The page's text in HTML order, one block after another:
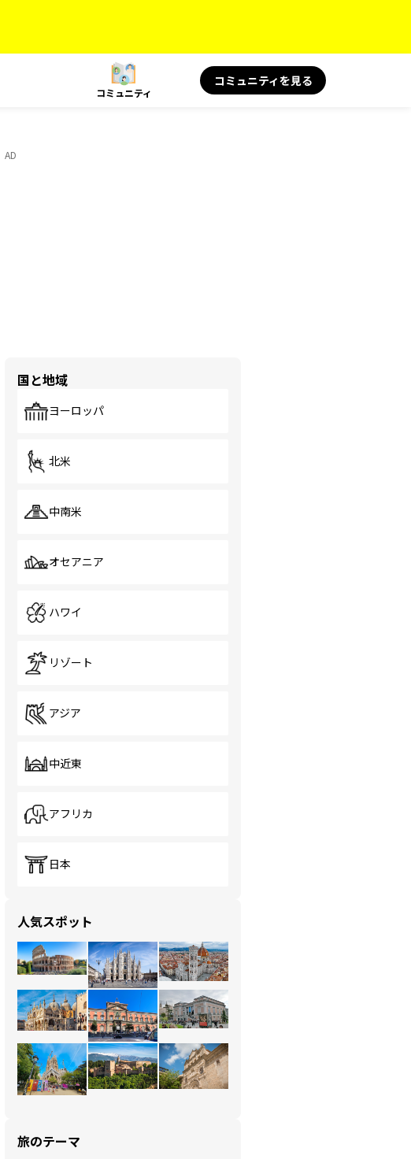
コミュニティ
コミュニティを見る
AD
国と地域
ヨーロッパ
北米
中南米
オセアニア
ハワイ
リゾート
アジア
中近東
アフリカ
日本
人気スポット
旅のテーマ